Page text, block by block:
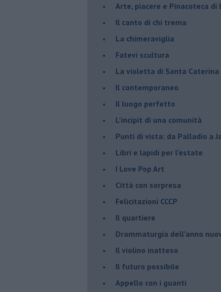
Arte, piacere e Pinacoteca di
​Il canto di chi trema
La chimeraviglia
​Fatevi scultura
​La violetta di Santa Caterina
​Il contemporaneo
​Il luogo perfetto
​L’incipit di una comunità
Punti di vista: da Palladio a
​Libri e lapidi per l’estate
​I Love Pop Art
Città con sorpresa
Felicitazioni CCCP
​Il quartiere
​Drammaturgia dell’anno
​Il violino inatteso
​Il futuro possibile
​Appello con i guanti